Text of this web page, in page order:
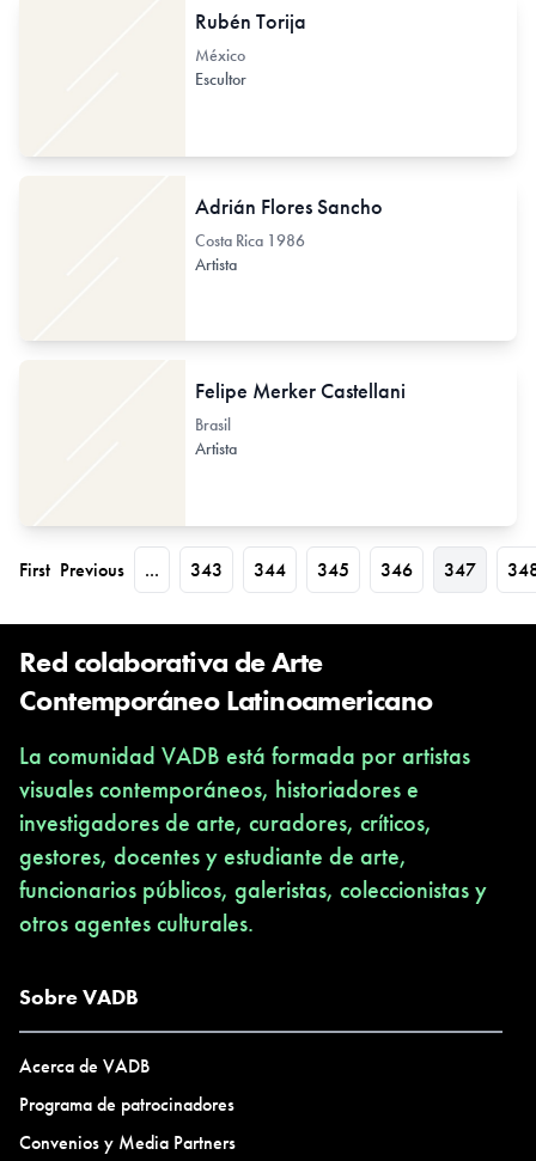
Rubén Torija
México
Escultor
Adrián Flores Sancho
Costa Rica 1986
Artista
Felipe Merker Castellani
Brasil
Artista
First Previous ... 343 344 345 346 347
Red colaborativa de Arte
Contemporáneo Latinoamericano
La comunidad VADB está formada por artistas
visuales contemporáneos, historiadores e
investigadores de arte, curadores, críticos,
gestores, docentes y estudiante de arte,
funcionarios públicos, galeristas, coleccionistas y
otros agentes culturales.
Sobre VADB
Acerca de VADB
Programa de patrocinadores
Convenios y Media Partners